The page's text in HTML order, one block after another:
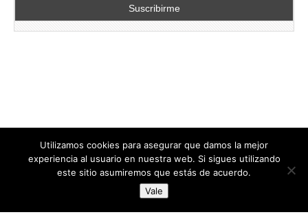
directoresdeseguridad.es
Diseñado por Centro Andaluz de Estudios y Entrenamiento
Utilizamos cookies para asegurar que damos la mejor
experiencia al usuario en nuestra web. Si sigues utilizando
este sitio asumiremos que estás de acuerdo.
Vale